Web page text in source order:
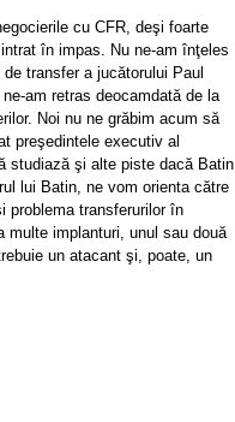
cu CFR, deşi foarte
în impas. Nu ne-am înţeles
transfer a jucătorului Paul
am retras deocamdată de la
Noi nu ne grăbim acum să
preşedintele executiv al
studiază şi alte piste dacă Batin
lui Batin, ne vom orienta către
problema transferurilor în
multe implanturi, unul sau două
un atacant şi, poate, un